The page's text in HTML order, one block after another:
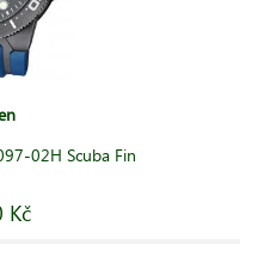
02H Scuba Fin
Kč